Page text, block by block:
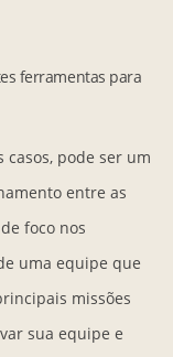
ferramentas para
pode ser um
entre as
foco nos
uma equipe que
missões
sua equipe e